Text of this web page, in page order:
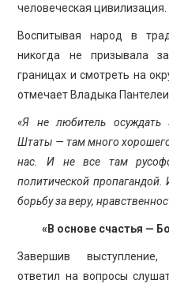
человеческая цивилизация.
Воспитывая народ в
никогда не призывала
границах и смотреть на
отмечает Владыка
«Я не любитель осуждать
Штаты — там много
нас. И не все там
политической
борьбу за веру,
«В основе счастья —
Завершив выступление,
ответил на вопросы